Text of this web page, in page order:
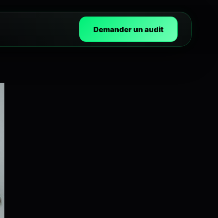
Demander un audit